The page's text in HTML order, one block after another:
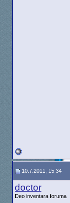
10.7.2011, 15:34
doctor
Deo inventara foruma